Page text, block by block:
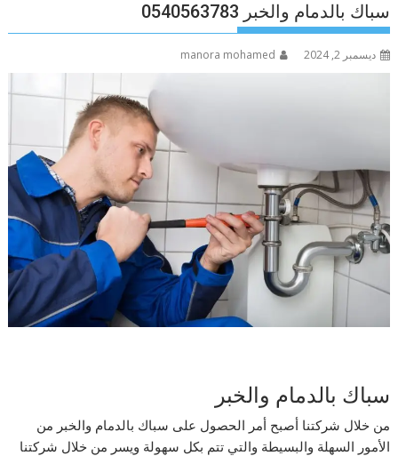
سباك بالدمام والخبر 0540563783
ديسمبر 2, 2024 manora mohamed
سباك بالدمام والخبر
من خلال شركتنا أصبح أمر الحصول على سباك بالدمام والخبر من
الأمور السهلة والبسيطة والتي تتم بكل سهولة ويسر من خلال شركتنا